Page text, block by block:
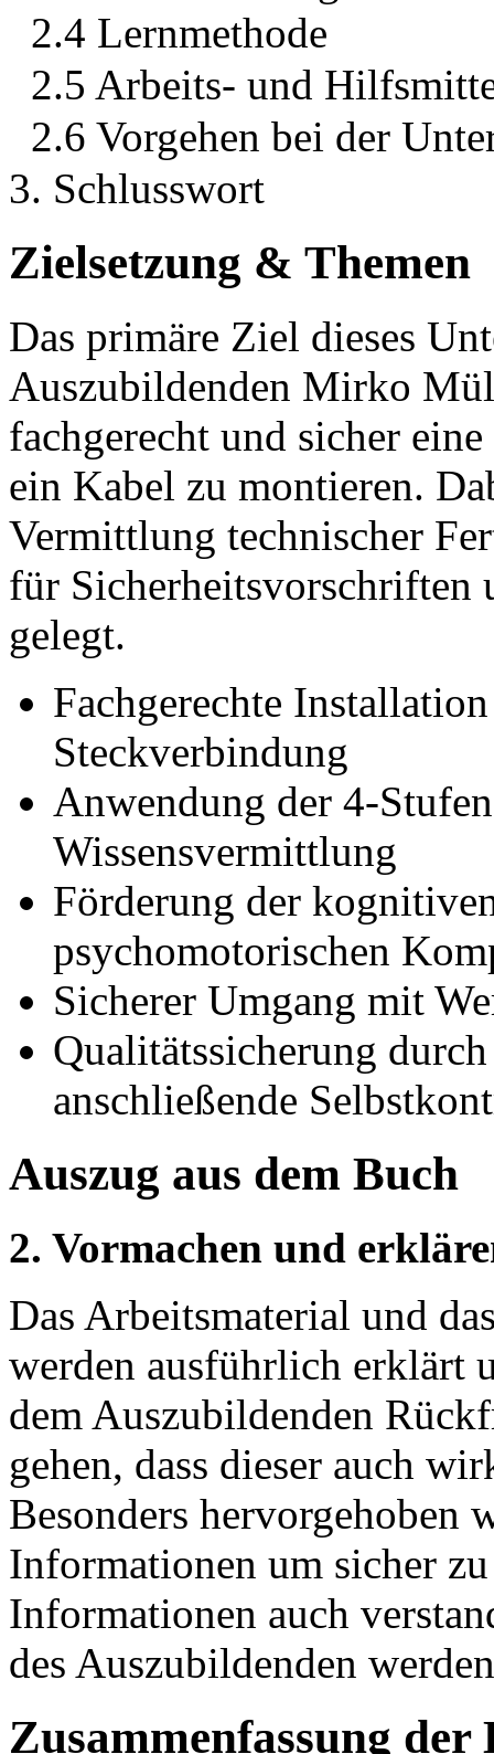
2.4 Lernmethode
2.5 Arbeits- und
2.6 Vorgehen bei der
3. Schlusswort
Zielsetzung & Themen
Das primäre Ziel dieses
Auszubildenden Mirko
fachgerecht und sicher
ein Kabel zu montieren.
Vermittlung technischer
für Sicherheitsvorschriften
gelegt.
Fachgerechte
Steckverbindung
Anwendung der 4-
Wissensvermittlung
Förderung der
psychomotorischen
Sicherer Umgang mit
Qualitätssicherung
anschließende
Auszug aus dem Buch
2. Vormachen und
Das Arbeitsmaterial und
werden ausführlich erklärt
dem Auszubildenden
gehen, dass dieser auch
Besonders hervorgehoben
Informationen um sicher
Informationen auch
des Auszubildenden
Zusammenfassung der